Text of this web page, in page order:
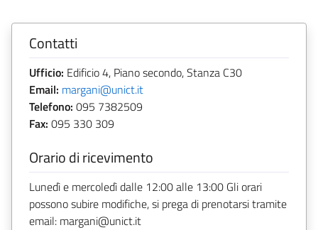
Contatti
Ufficio: Edificio 4, Piano secondo, Stanza C30
Email: margani@unict.it
Telefono: 095 7382509
Fax: 095 330 309
Orario di ricevimento
Lunedì e mercoledì dalle 12:00 alle 13:00 Gli orari
possono subire modifiche, si prega di prenotarsi tramite
email: margani@unict.it